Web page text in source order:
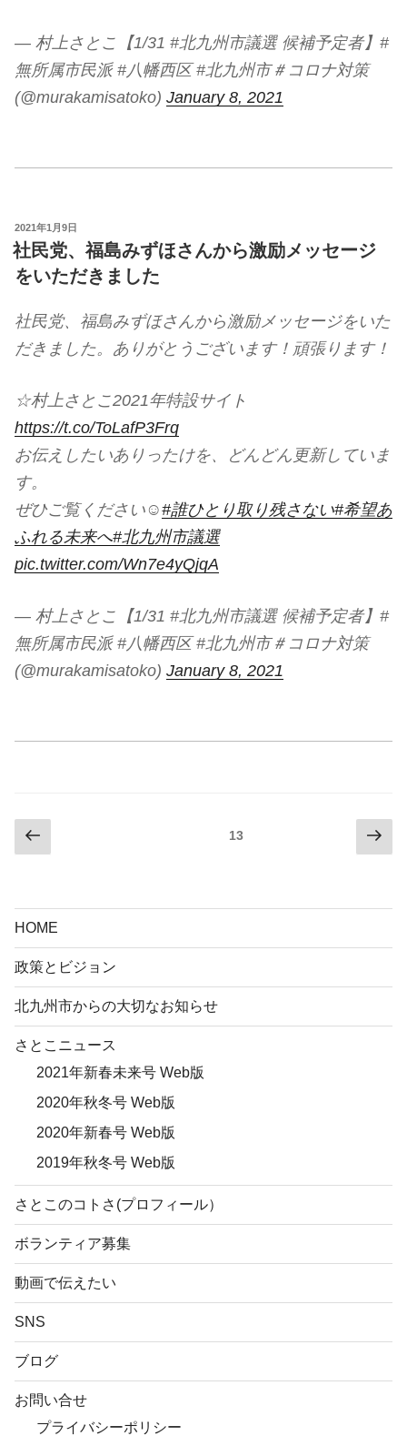
— 村上さとこ【1/31 #北九州市議選 候補予定者】#
無所属市民派 #八幡西区 #北九州市＃コロナ対策
(@murakamisatoko) January 8, 2021
投
稿
日:
2021年1月9日
社民党、福島みずほさんから激励メッセージ
をいただきました
社民党、福島みずほさんから激励メッセージをいた
だきました。ありがとうございます！頑張ります！
☆村上さとこ2021年特設サイト
https://t.co/ToLafP3Frq
お伝えしたいありったけを、どんどん更新していま
す。
ぜひご覧ください☺#誰ひとり取り残さない#希望あ
ふれる未来へ#北九州市議選
pic.twitter.com/Wn7e4yQjqA
— 村上さとこ【1/31 #北九州市議選 候補予定者】#
無所属市民派 #八幡西区 #北九州市＃コロナ対策
(@murakamisatoko) January 8, 2021
投
稿
ペ
ー
ジ
送
り
前
の
ジ
13
次
の
HOME
政策とビジョン
北九州市からの大切なお知らせ
さとこニュース
2021年新春未来号 Web版
2020年秋冬号 Web版
2020年新春号 Web版
2019年秋冬号 Web版
さとこのコトさ(プロフィール）
ボランティア募集
動画で伝えたい
SNS
ブログ
お問い合せ
プライバシーポリシー